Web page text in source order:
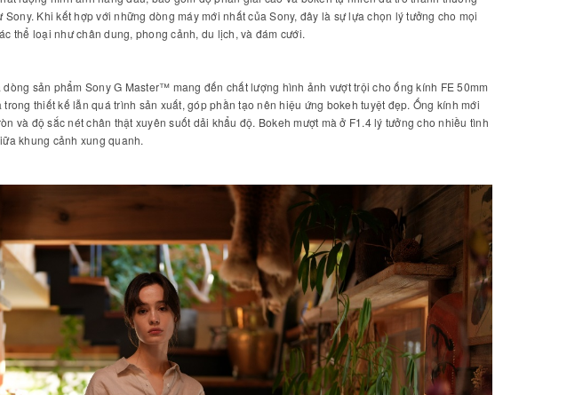
Khi kết hợp với những dòng máy mới nhất của Sony, đây là sự lựa chọn lý tưởng cho mọi
thể loại như chân dung, phong cảnh, du lịch, và đám cưới.
sản phẩm Sony G Master™ mang đến chất lượng hình ảnh vượt trội cho ống kính FE 50mm
thiết kế lẫn quá trình sản xuất, góp phần tạo nên hiệu ứng bokeh tuyệt đẹp. Ống kính mới
và độ sắc nét chân thật xuyên suốt dải khẩu độ. Bokeh mượt mà ở F1.4 lý tưởng cho nhiều tình
khung cảnh xung quanh.